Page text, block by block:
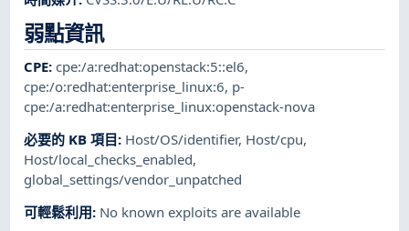
弱點資訊
CPE:cpe:/a:redhat:openstack:5::el6,
cpe:/o:redhat:enterprise_linux:6, p-
cpe:/a:redhat:enterprise_linux:openstack-nova
必要的 KB 項目: Host/OS/identifier, Host/cpu,
Host/local_checks_enabled,
global_settings/vendor_unpatched
可輕鬆利用: No known exploits are available